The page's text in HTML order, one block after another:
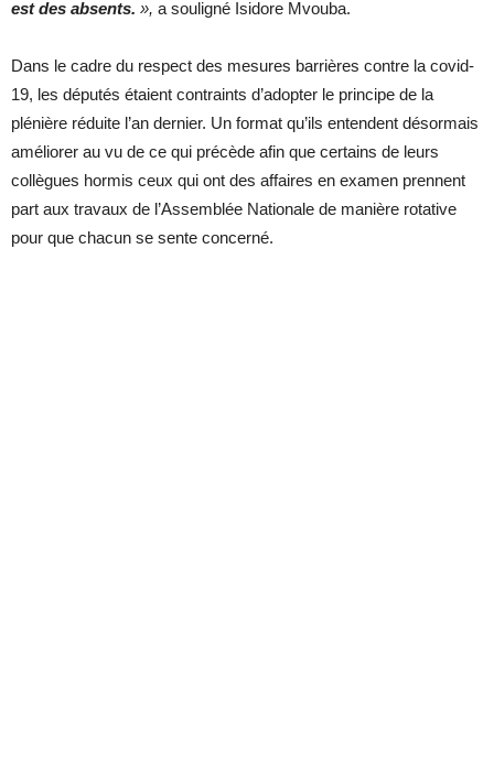
est des absents. », a souligné Isidore Mvouba.
Dans le cadre du respect des mesures barrières contre la covid-
19, les députés étaient contraints d’adopter le principe de la
plénière réduite l’an dernier. Un format qu’ils entendent désormais
améliorer au vu de ce qui précède afin que certains de leurs
collègues hormis ceux qui ont des affaires en examen prennent
part aux travaux de l’Assemblée Nationale de manière rotative
pour que chacun se sente concerné.